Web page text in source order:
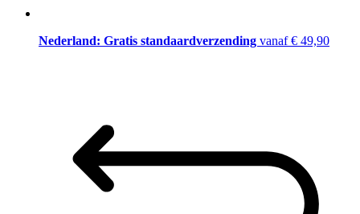
Nederland: Gratis standaardverzending vanaf € 49,90